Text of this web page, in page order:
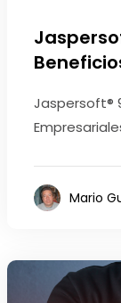
Jaspersoft®
Mario